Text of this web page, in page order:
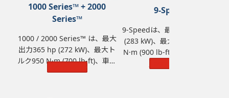
1000 Series™ + 2000
Series™
1000 / 2000 Series™ は、最大
出力365 hp (272 kW)、最大ト
ルク950 N·m (700 lb-ft)、車両
総重量14,968 kg (33,000 lbs)
Learn More
9-Speed
9-Speedは、最大出力380 hp
(283 kW)、最大トルク1,220
N·m (900 lb-ft)、車両総重量